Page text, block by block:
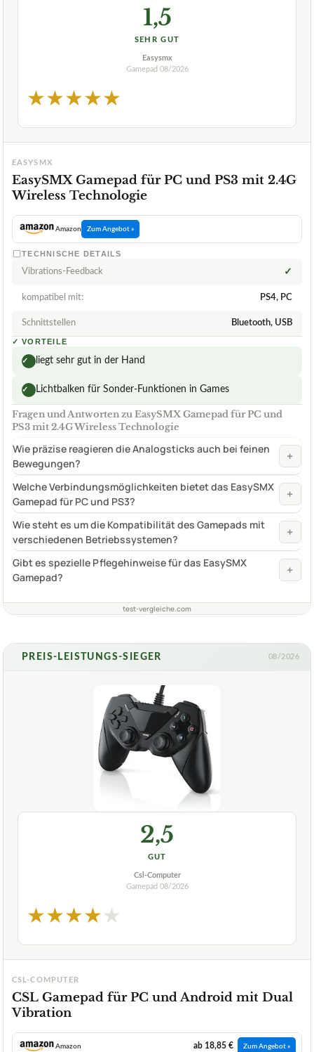
1,5
SEHR GUT
Easysmx
Gamepad 08/2026
★★★★★
EASYSMX
EasySMX Gamepad für PC und PS3 mit 2.4G
Wireless Technologie
Amazon Zum Angebot »
TECHNISCHE DETAILS
Vibrations-Feedback ✓
kompatibel mit: PS4, PC
Schnittstellen Bluetooth, USB
✓ VORTEILE
✓ liegt sehr gut in der Hand
✓ Lichtbalken für Sonder-Funktionen in Games
Fragen und Antworten zu EasySMX Gamepad für PC und
PS3 mit 2.4G Wireless Technologie
Wie präzise reagieren die Analogsticks auch bei feinen
Bewegungen?
+
Welche Verbindungsmöglichkeiten bietet das EasySMX
Gamepad für PC und PS3?
+
Wie steht es um die Kompatibilität des Gamepads mit
verschiedenen Betriebssystemen?
+
Gibt es spezielle Pflegehinweise für das EasySMX
Gamepad?
+
test-vergleiche.com
PREIS-LEISTUNGS-SIEGER 08/2026
2,5
GUT
Csl-Computer
Gamepad 08/2026
★★★★★
CSL-COMPUTER
CSL Gamepad für PC und Android mit Dual
Vibration
Amazon ab 18,85 € Zum Angebot »